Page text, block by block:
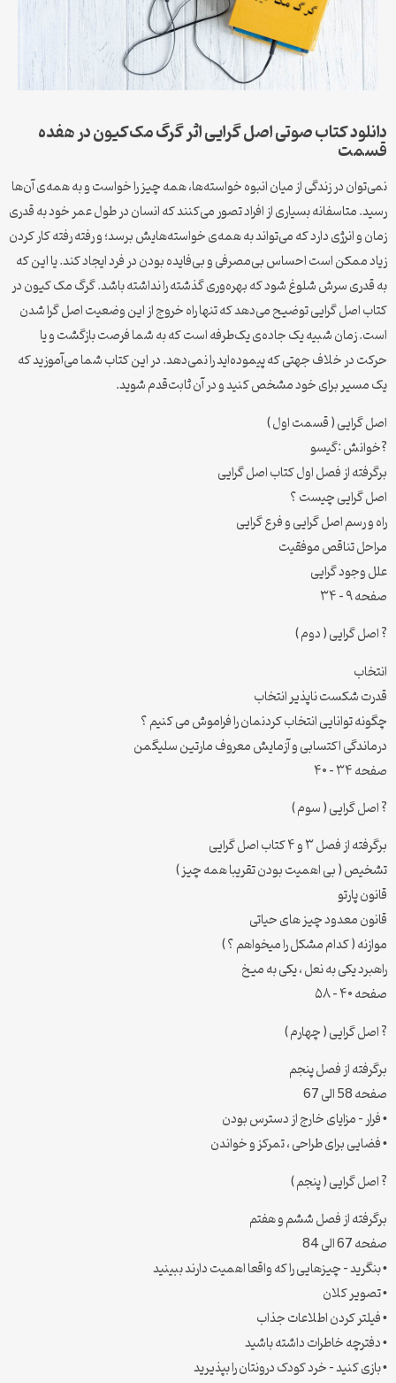
دانلود کتاب صوتی اصل گرایی اثر گرگ مک‌کیون در هفده
قسمت
نمی‌توان در زندگی از میان انبوه خواسته‌ها، همه چیز را خواست و به همه‌ی آن‌ها
رسید. متاسفانه بسیاری از افراد تصور می‌کنند که انسان در طول عمر خود به قدری
زمان و انرژی دارد که می‌تواند به همه‌ی خواسته‌هایش برسد؛ و رفته رفته کار کردن
زیاد ممکن است احساس بی‌مصرفی و بی‌فایده بودن در فرد ایجاد کند. یا این که
به قدری سرش شلوغ شود که بهره‌وری گذشته را نداشته باشد. گرگ مک کیون در
کتاب اصل‌ گرایی توضیح می‌دهد که تنها راه خروج از این وضعیت اصل گرا شدن
است. زمان شبیه یک جاده‌ی یک‌طرفه است که به شما فرصت بازگشت و یا
حرکت در خلاف جهتی که پیموده‌اید را نمی‌دهد. در این کتاب شما می‌آموزید که
یک مسیر برای خود مشخص کنید و در آن ثابت‌قدم شوید.
اصل گرایی ( قسمت اول )
?خوانش :گیسو
برگرفته از فصل اول کتاب اصل گرایی
اصل گرایی چیست ؟
راه و رسم اصل گرایی و فرع گرایی
مراحل تناقص موفقیت
علل وجود گرایی
صفحه ۹ – ۳۴
? اصل گرایی ( دوم )
انتخاب
قدرت شکست ناپذیر انتخاب
چگونه توانایی انتخاب کردنمان را فراموش می کنیم ؟
درماندگی اکتسابی و آزمایش معروف مارتین سلیگمن
صفحه ۳۴ – ۴۰
? اصل گرایی ( سوم )
برگرفته از فصل ۳ و ۴ کتاب اصل گرایی
تشخیص ( بی اهمیت بودن تقریبا همه چیز )
قانون پارتو
قانون معدود چیز های حیاتی
موازنه ( کدام مشکل را میخواهم ؟ )
راهبرد یکی به نعل ، یکی به میخ
صفحه ۴۰ – ۵۸
? اصل گرایی ( چهارم )
برگرفته از فصل پنجم
صفحه 58 الی 67
• فرار – مزایای خارج از دسترس بودن
• فضایی برای طراحی ، تمرکز و خواندن
? اصل گرایی ( پنجم )
برگرفته از فصل ششم و هفتم
صفحه 67 الی 84
• بنگرید – چیزهایی را که واقعا اهمیت دارند ببینید
• تصویر کلان
• فیلتر کردن اطلاعات جذاب
• دفترچه خاطرات داشته باشید
• بازی کنید – خرد کودک درونتان را بپذیرید